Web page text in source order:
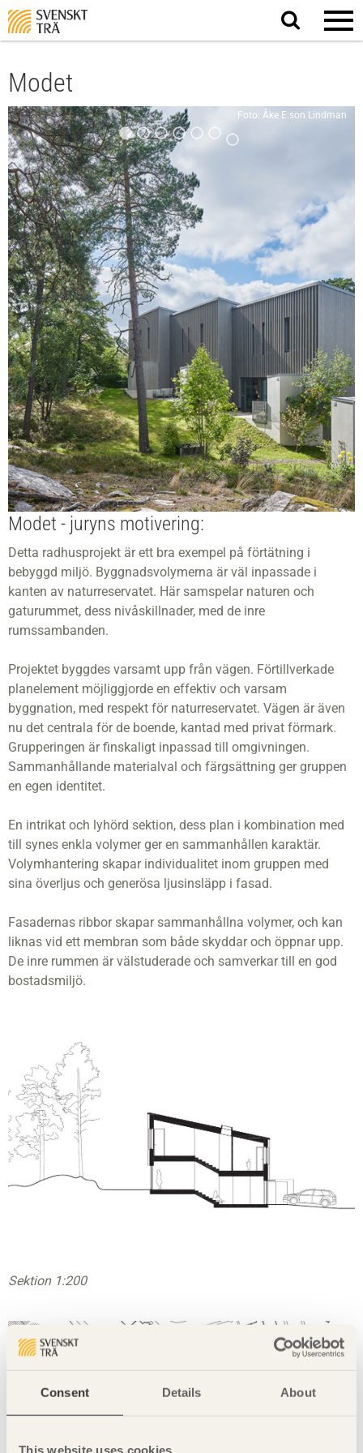
Consent Details About
This website uses cookies
Sök
på
Modet
Foto: Åke E:son Lindman
Modet - juryns motivering:
Detta radhusprojekt är ett bra exempel på förtätning i
bebyggd miljö. Byggnadsvolymerna är väl inpassade i
kanten av naturreservatet. Här samspelar naturen och
gaturummet, dess nivåskillnader, med de inre
rumssambanden.
Projektet byggdes varsamt upp från vägen. Förtillverkade
planelement möjliggjorde en effektiv och varsam
byggnation, med respekt för naturreservatet. Vägen är även
nu det centrala för de boende, kantad med privat förmark.
Grupperingen är finskaligt inpassad till omgivningen.
Sammanhållande materialval och färgsättning ger gruppen
en egen identitet.
En intrikat och lyhörd sektion, dess plan i kombination med
till synes enkla volymer ger en sammanhållen karaktär.
Volymhantering skapar individualitet inom gruppen med
sina överljus och generösa ljusinsläpp i fasad.
Fasadernas ribbor skapar sammanhållna volymer, och kan
liknas vid ett membran som både skyddar och öppnar upp.
De inre rummen är välstuderade och samverkar till en god
bostadsmiljö.
Sektion 1:200